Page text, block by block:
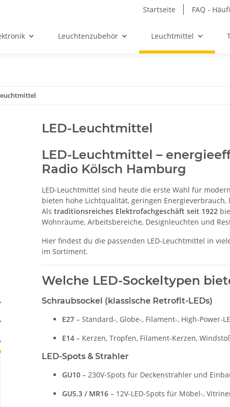
Startseite FAQ -
Leuchtenzubehör Leuchtmittel
LED-Leuchtmittel
LED-Leuchtmittel –
Radio Kölsch Hamburg
LED-Leuchtmittel sind heute die erste Wahl für
bieten hohe Lichtqualität, geringen
Als traditionsreiches Elektrofachgeschäft seit 1922
Wohnräume, Arbeitsbereiche, Designleuchten und
Hier findest du die passenden LED-Leuchtmittel in
im Sortiment.
Welche LED-Sockeltypen
Schraubsockel (klassische Retrofit-LEDs)
E27 – Standard-, Globe-, Filament-, High-Power-
E14 – Kerzen, Tropfen, Filament-Kerzen,
LED-Spots & Strahler
GU10 – 230V-Spots für Deckenstrahler und
GU5.3 / MR16 – 12V-LED-Spots für Möbel-,